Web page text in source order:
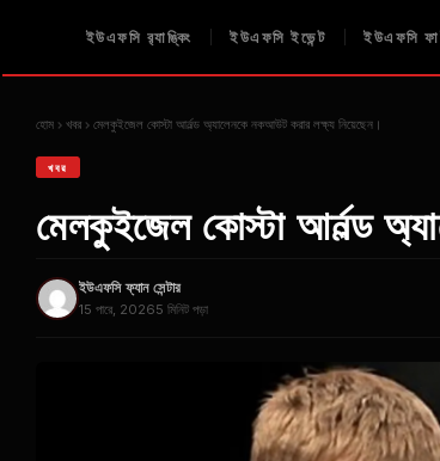
ইউএফসি র‍্যাঙ্কিং ইউএফসি ইভেন্ট ইউএফসি
হোম খবর মেলকুইজেল কোস্টা আর্নল্ড অ্যালেনকে নকআউট করার লক্ষ্য নিয়েছেন।
খবর
মেলকুইজেল কোস্টা আর্নল্ড
ইউএফসি ফ্যান সেন্টার
15 পারে, 20265 মিনিট পড়া